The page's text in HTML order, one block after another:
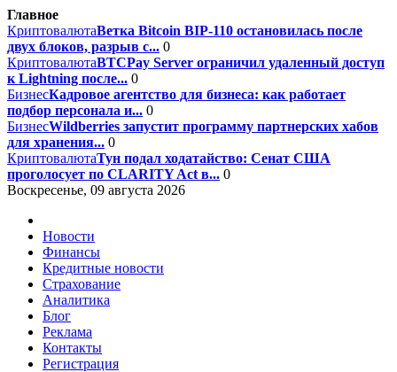
Главное
КриптовалютаВетка Bitcoin BIP-110 остановилась после
двух блоков, разрыв с... 0
КриптовалютаBTCPay Server ограничил удаленный доступ
к Lightning после... 0
БизнесКадровое агентство для бизнеса: как работает
подбор персонала и... 0
БизнесWildberries запустит программу партнерских хабов
для хранения... 0
КриптовалютаТун подал ходатайство: Сенат США
проголосует по CLARITY Act в... 0
Воскресенье, 09 августа 2026
Новости
Финансы
Кредитные новости
Страхование
Аналитика
Блог
Реклама
Контакты
Регистрация